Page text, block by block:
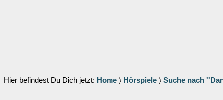
Hier befindest Du Dich jetzt: Home 〉 Hörspiele 〉 Suche nach